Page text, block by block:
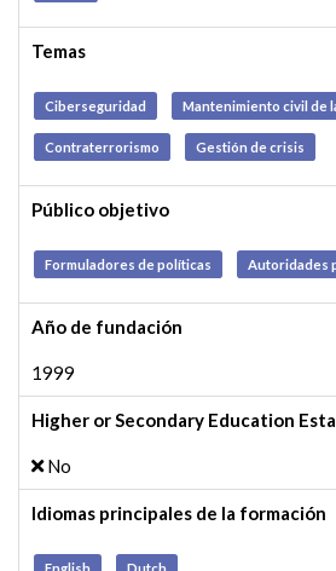
Temas
Ciberseguridad Mantenimiento civil de
Contraterrorismo Gestión de crisis
Público objetivo
Formuladores de políticas Autoridades
Año de fundación
1999
Higher or Secondary Education
No
Idiomas principales de la formación
English Dutch